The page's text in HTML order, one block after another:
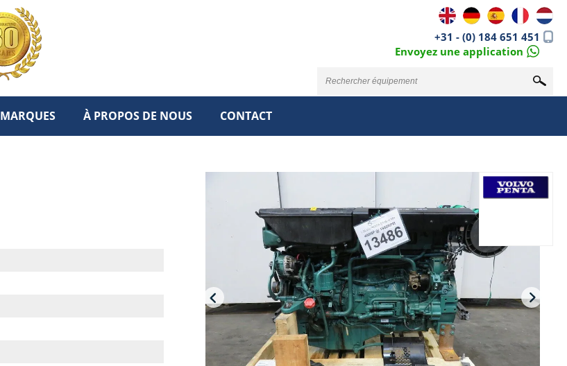
+31 - (0) 184 651 451
Envoyez une application
MARQUES À PROPOS DE NOUS CONTACT